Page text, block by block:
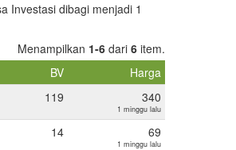
Investasi dibagi menjadi 1
Menampilkan 1-6 dari6 item.
BV
Harga
119 340
1 minggu lalu
14 69
1 minggu lalu